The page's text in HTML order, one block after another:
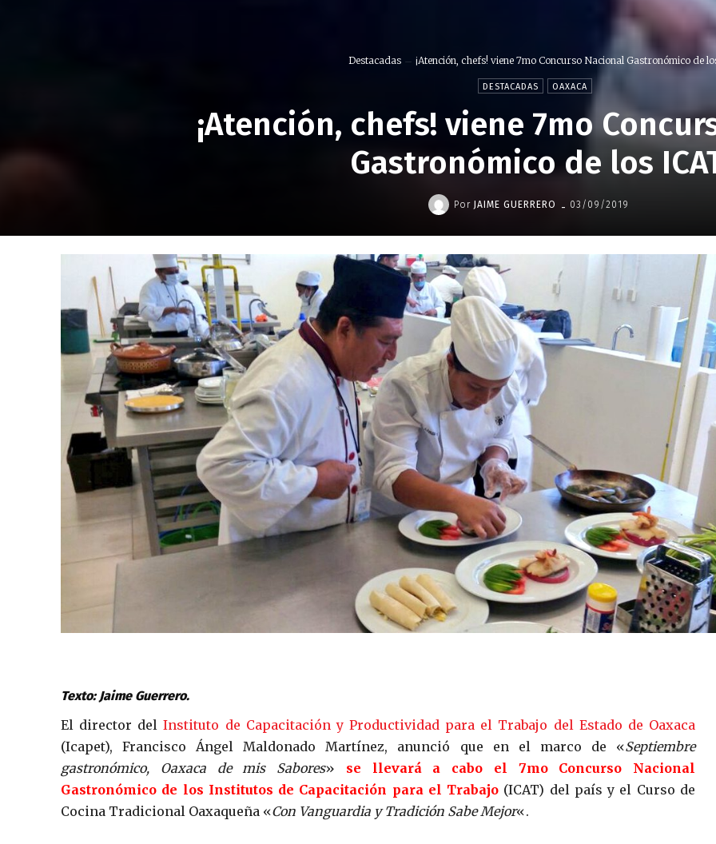
Destacadas ¡Atención, chefs! viene 7mo Concurso Nacional Gastronómico de
DESTACADAS OAXACA
¡Atención, chefs! viene 7mo
Gastronómico de los
Por JAIME GUERRERO - 03/09/2019
Texto: Jaime Guerrero.
El director delInstituto de Capacitación y Productividad para el Trabajo del Estado de Oaxaca
(Icapet), Francisco Ángel Maldonado Martínez, anunció que en el marco de «Septiembre
gastronómico, Oaxaca de mis Sabores» se llevará a cabo el 7mo Concurso Nacional
Gastronómico de los Institutos de Capacitación para el Trabajo (ICAT) del país y el Curso de
Cocina Tradicional Oaxaqueña «Con Vanguardia y Tradición Sabe Mejor«.